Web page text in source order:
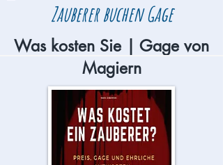
Zauberer buchen Gage
Was kosten Sie | Gage von
Magiern